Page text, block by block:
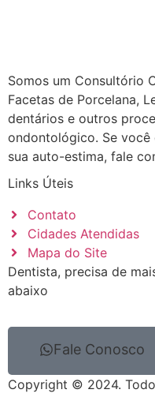
Somos um Consultório
Facetas de Porcelana,
dentários e outros
ondontológico. Se
sua auto-estima, fale
Links Úteis
Contato
Cidades Atendidas
Mapa do Site
Dentista, precisa de
abaixo
Fale Conosco
Copyright © 2024.